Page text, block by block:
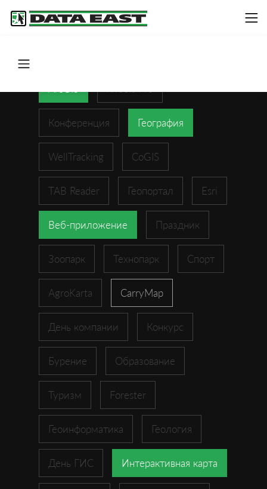
Конференция География
WellTracking CoGIS
TAB Reader Геопортал Esri
Веб-приложение Праздник
Зоопарк Технопарк Спорт
AgroKarta CarryMap
День компании Конкурс
Бурение Образование
Туризм Forester
Геоинформатика Геология
День ГИС Интерактивная карта